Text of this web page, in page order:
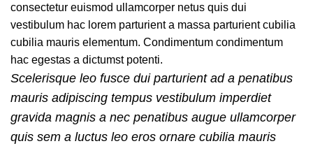
consectetur euismod ullamcorper netus quis dui
vestibulum hac lorem parturient a massa parturient cubilia
cubilia mauris elementum. Condimentum condimentum
hac egestas a dictumst potenti.
Scelerisque leo fusce dui parturient ad a penatibus
mauris adipiscing tempus vestibulum imperdiet
gravida magnis a nec penatibus augue ullamcorper
quis sem a luctus leo eros ornare cubilia mauris